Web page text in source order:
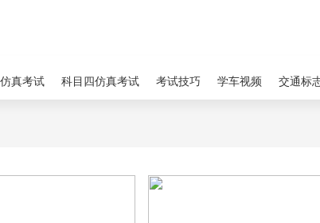
真考试 科目四仿真考试 考试技巧 学车视频 交通标